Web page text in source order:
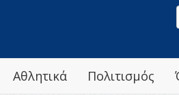
Αθλητικά Πολιτισμός